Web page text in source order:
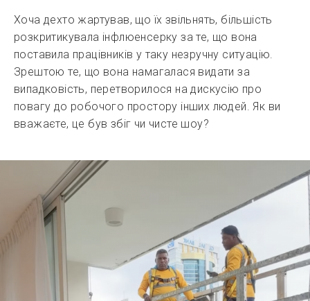
Хоча дехто жартував, що їх звільнять, більшість
розкритикувала інфлюенсерку за те, що вона
поставила працівників у таку незручну ситуацію.
Зрештою те, що вона намагалася видати за
випадковість, перетворилося на дискусію про
повагу до робочого простору інших людей. Як ви
вважаєте, це був збіг чи чисте шоу?